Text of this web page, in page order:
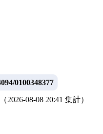
0100348377
（2026-08-08 20:41 集計）